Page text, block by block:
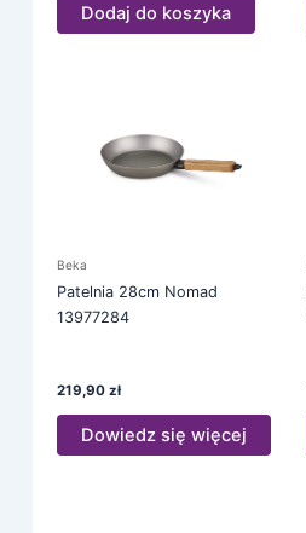
Dodaj do koszyka
Beka
Patelnia 28cm Nomad
13977284
219,90 zł
Dowiedz się więcej